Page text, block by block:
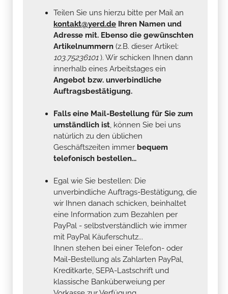
Teilen Sie uns hierzu bitte per Mail an
kontakt@yerd.de Ihren Namen und
Adresse mit. Ebenso die gewünschten
Artikelnummern (z.B. dieser Artikel:
103.75236101). Wir schicken Ihnen dann
innerhalb eines Arbeitstages ein
Angebot bzw. unverbindliche
Auftragsbestätigung.
Falls eine Mail-Bestellung für Sie zum
umständlich ist, können Sie bei uns
natürlich zu den üblichen
Geschäftszeiten immer bequem
telefonisch bestellen...
Egal wie Sie bestellen: Die
unverbindliche Auftrags-Bestätigung, die
wir Ihnen danach schicken, beinhaltet
eine Information zum Bezahlen per
PayPal - selbstverständlich wie immer
mit PayPal Käuferschutz...
Ihnen stehen bei einer Telefon- oder
Mail-Bestellung als Zahlarten PayPal,
Kreditkarte, SEPA-Lastschrift und
klassische Banküberweiung per